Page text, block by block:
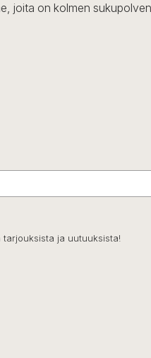
joita on kolmen
ja uutuuksista!